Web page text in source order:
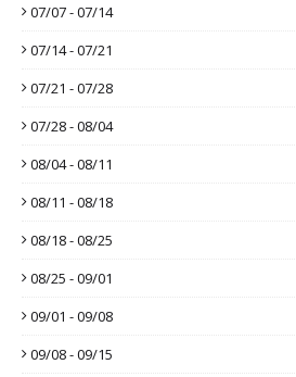
07/07 - 07/14
07/14 - 07/21
07/21 - 07/28
07/28 - 08/04
08/04 - 08/11
08/11 - 08/18
08/18 - 08/25
08/25 - 09/01
09/01 - 09/08
09/08 - 09/15